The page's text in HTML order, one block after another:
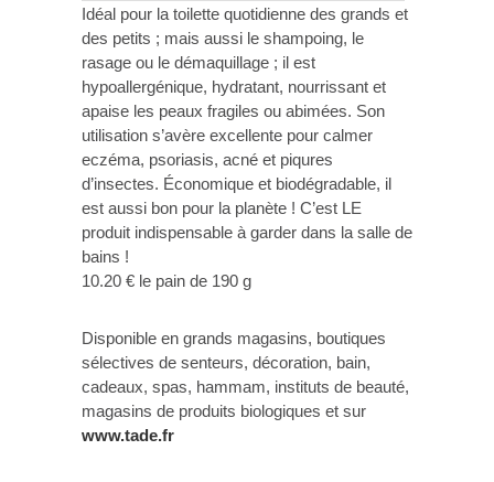
Idéal pour la toilette quotidienne des grands et
des petits ; mais aussi le shampoing, le
rasage ou le démaquillage ; il est
hypoallergénique, hydratant, nourrissant et
apaise les peaux fragiles ou abimées. Son
utilisation s’avère excellente pour calmer
eczéma, psoriasis, acné et piqures
d’insectes. Économique et biodégradable, il
est aussi bon pour la planète ! C’est LE
produit indispensable à garder dans la salle de
bains !
10.20 € le pain de 190 g
Disponible en grands magasins, boutiques
sélectives de senteurs, décoration, bain,
cadeaux, spas, hammam, instituts de beauté,
magasins de produits biologiques et sur
www.tade.fr